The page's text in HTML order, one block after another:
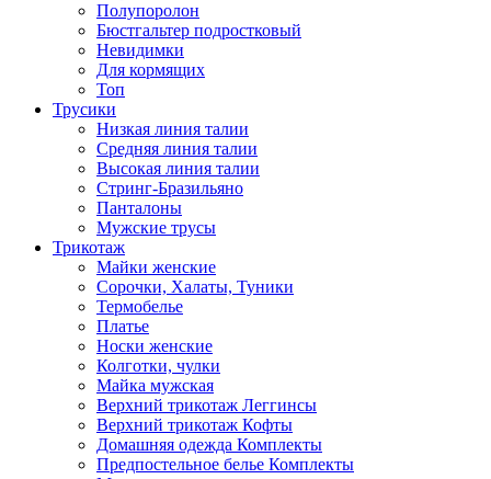
Полупоролон
Бюстгальтер подростковый
Невидимки
Для кормящих
Топ
Трусики
Низкая линия талии
Средняя линия талии
Высокая линия талии
Стринг-Бразильяно
Панталоны
Мужские трусы
Трикотаж
Майки женские
Сорочки, Халаты, Туники
Термобелье
Платье
Носки женские
Колготки, чулки
Майка мужская
Верхний трикотаж Леггинсы
Верхний трикотаж Кофты
Домашняя одежда Комплекты
Предпостельное белье Комплекты